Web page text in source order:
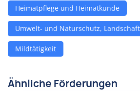
Heimatpflege und Heimatkunde
Umwelt- und Naturschutz,
Mildtätigkeit
Ähnliche Förderungen